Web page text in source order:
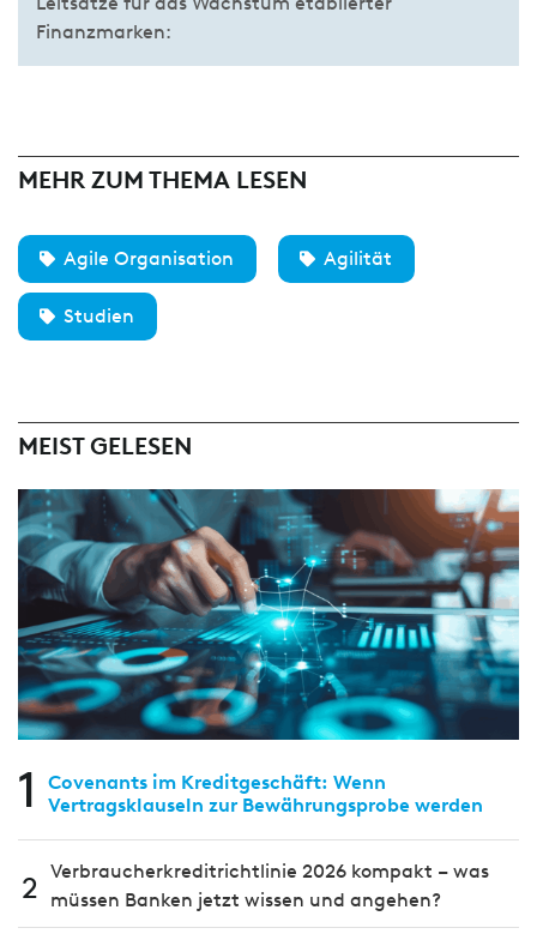
Finanzmarken:
MEHR ZUM THEMA LESEN
Agile Organisation Agilität
Studien
MEIST GELESEN
1
Covenants im Kreditgeschäft: Wenn
Vertragsklauseln zur Bewährungsprobe werden
2 Verbraucherkreditrichtlinie 2026 kompakt – was
müssen Banken jetzt wissen und angehen?